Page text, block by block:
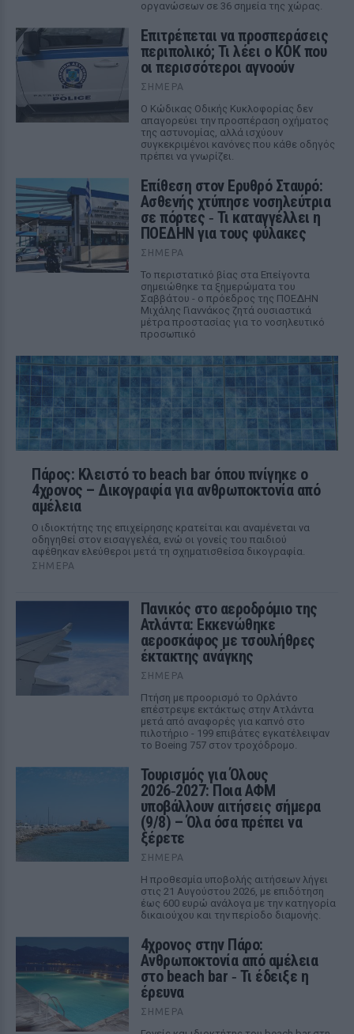
οργανώσεων σε 36 σημεία της χώρας.
Επιτρέπεται να προσπεράσεις
περιπολικό; Τι λέει ο ΚΟΚ που
οι περισσότεροι αγνοούν
ΣΉΜΕΡΑ
Ο Κώδικας Οδικής Κυκλοφορίας δεν
απαγορεύει την προσπέραση οχήματος
της αστυνομίας, αλλά ισχύουν
συγκεκριμένοι κανόνες που κάθε οδηγός
πρέπει να γνωρίζει.
Επίθεση στον Ερυθρό Σταυρό:
Ασθενής χτύπησε νοσηλεύτρια
σε πόρτες ‑ Τι καταγγέλλει η
ΠΟΕΔΗΝ για τους φύλακες
ΣΉΜΕΡΑ
Το περιστατικό βίας στα Επείγοντα
σημειώθηκε τα ξημερώματα του
Σαββάτου - ο πρόεδρος της ΠΟΕΔΗΝ
Μιχάλης Γιαννάκος ζητά ουσιαστικά
μέτρα προστασίας για το νοσηλευτικό
προσωπικό
Πάρος: Κλειστό το beach bar όπου πνίγηκε ο
4χρονος – Δικογραφία για ανθρωποκτονία από
αμέλεια
Ο ιδιοκτήτης της επιχείρησης κρατείται και αναμένεται να
οδηγηθεί στον εισαγγελέα, ενώ οι γονείς του παιδιού
αφέθηκαν ελεύθεροι μετά τη σχηματισθείσα δικογραφία.
ΣΉΜΕΡΑ
Πανικός στο αεροδρόμιο της
Ατλάντα: Εκκενώθηκε
αεροσκάφος με τσουλήθρες
έκτακτης ανάγκης
ΣΉΜΕΡΑ
Πτήση με προορισμό το Ορλάντο
επέστρεψε εκτάκτως στην Ατλάντα
μετά από αναφορές για καπνό στο
πιλοτήριο - 199 επιβάτες εγκατέλειψαν
το Boeing 757 στον τροχόδρομο.
Τουρισμός για Όλους
2026‑2027: Ποια ΑΦΜ
υποβάλλουν αιτήσεις σήμερα
(9/8) – Όλα όσα πρέπει να
ξέρετε
ΣΉΜΕΡΑ
Η προθεσμία υποβολής αιτήσεων λήγει
στις 21 Αυγούστου 2026, με επιδότηση
έως 600 ευρώ ανάλογα με την κατηγορία
δικαιούχου και την περίοδο διαμονής.
4χρονος στην Πάρο:
Ανθρωποκτονία από αμέλεια
στο beach bar ‑ Τι έδειξε η
έρευνα
ΣΉΜΕΡΑ